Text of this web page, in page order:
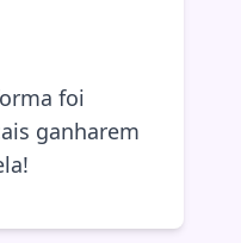
foi
ganharem